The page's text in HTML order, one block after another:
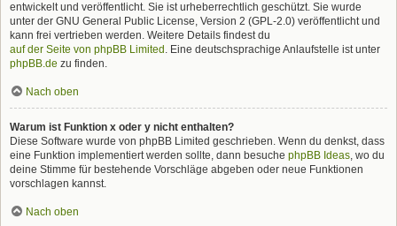
entwickelt und veröffentlicht. Sie ist urheberrechtlich geschützt. Sie wurde
unter der GNU General Public License, Version 2 (GPL-2.0) veröffentlicht und
kann frei vertrieben werden. Weitere Details findest du
auf der Seite von phpBB Limited . Eine deutschsprachige Anlaufstelle ist unter
phpBB.de zu finden.
Nach oben
Warum ist Funktion x oder y nicht enthalten?
Diese Software wurde von phpBB Limited geschrieben. Wenn du denkst, dass
eine Funktion implementiert werden sollte, dann besuche phpBB Ideas, wo du
deine Stimme für bestehende Vorschläge abgeben oder neue Funktionen
vorschlagen kannst.
Nach oben